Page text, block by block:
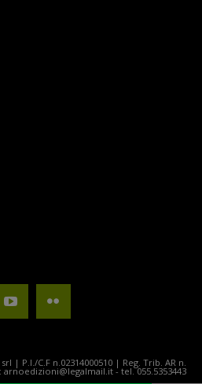
| P.I./C.F n.02314000510 | Reg. Trib. AR n.
- tel. 055.5353443